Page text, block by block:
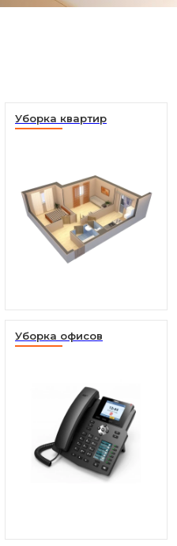
Уборка квартир
Уборка офисов